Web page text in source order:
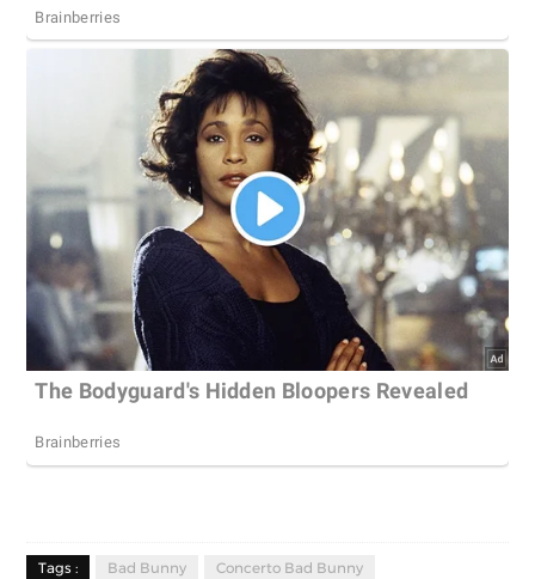
Tags : Bad Bunny Concerto Bad Bunny